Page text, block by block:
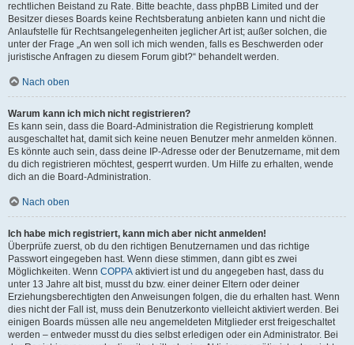
rechtlichen Beistand zu Rate. Bitte beachte, dass phpBB Limited und der
Besitzer dieses Boards keine Rechtsberatung anbieten kann und nicht die
Anlaufstelle für Rechtsangelegenheiten jeglicher Art ist; außer solchen, die
unter der Frage „An wen soll ich mich wenden, falls es Beschwerden oder
juristische Anfragen zu diesem Forum gibt?“ behandelt werden.
Nach oben
Warum kann ich mich nicht registrieren?
Es kann sein, dass die Board-Administration die Registrierung komplett
ausgeschaltet hat, damit sich keine neuen Benutzer mehr anmelden können.
Es könnte auch sein, dass deine IP-Adresse oder der Benutzername, mit dem
du dich registrieren möchtest, gesperrt wurden. Um Hilfe zu erhalten, wende
dich an die Board-Administration.
Nach oben
Ich habe mich registriert, kann mich aber nicht anmelden!
Überprüfe zuerst, ob du den richtigen Benutzernamen und das richtige
Passwort eingegeben hast. Wenn diese stimmen, dann gibt es zwei
Möglichkeiten. Wenn COPPA aktiviert ist und du angegeben hast, dass du
unter 13 Jahre alt bist, musst du bzw. einer deiner Eltern oder deiner
Erziehungsberechtigten den Anweisungen folgen, die du erhalten hast. Wenn
dies nicht der Fall ist, muss dein Benutzerkonto vielleicht aktiviert werden. Bei
einigen Boards müssen alle neu angemeldeten Mitglieder erst freigeschaltet
werden – entweder musst du dies selbst erledigen oder ein Administrator. Bei